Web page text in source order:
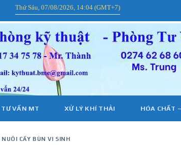
Thứ Sáu, 07/08/2026, 14:04 (GMT+7)
TƯ VẤN MT XỬ LÝ KHÍ THẢI HÓA CHẤT
NUÔI CẤY BÙN VI SINH